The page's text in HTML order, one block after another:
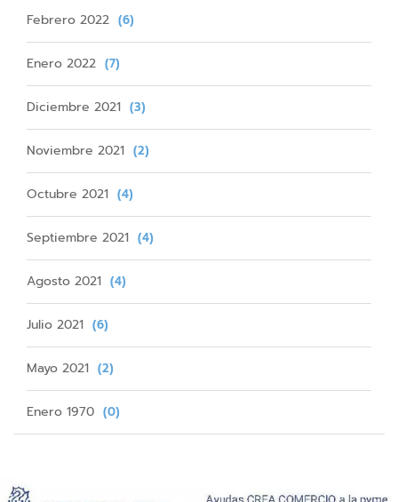
Febrero 2022 (6)
Enero 2022 (7)
Diciembre 2021 (3)
Noviembre 2021 (2)
Octubre 2021 (4)
Septiembre 2021 (4)
Agosto 2021 (4)
Julio 2021 (6)
Mayo 2021 (2)
Enero 1970 (0)